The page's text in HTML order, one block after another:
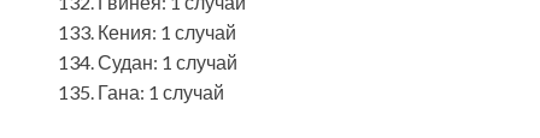
Кения: 1 случай
Судан: 1 случай
Гана: 1 случай